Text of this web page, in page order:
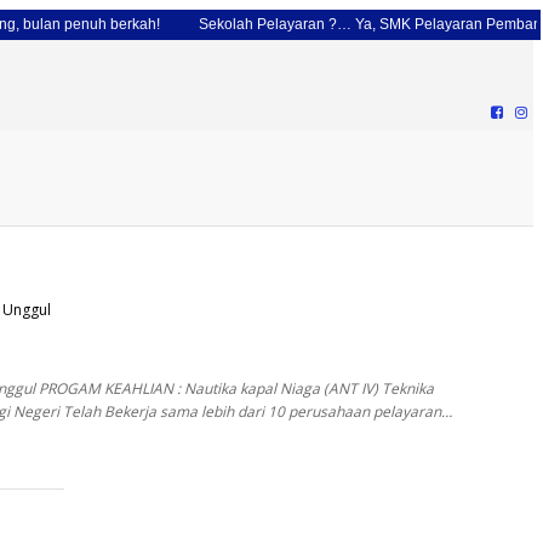
bulan penuh berkah!
Sekolah Pelayaran ?… Ya, SMK Pelayaran
PROGAM KEAHLIAN : Nautika kapal Niaga (ANT IV) Teknika
Negeri Telah Bekerja sama lebih dari 10 perusahaan pelayaran…